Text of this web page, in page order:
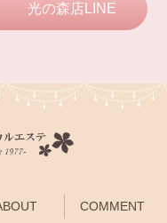
光の森店LINE
COMMENT